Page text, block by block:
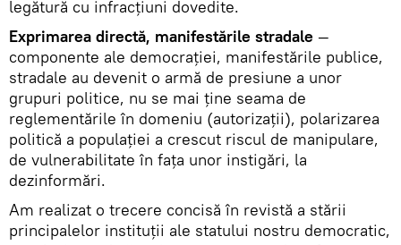
legătură cu infracţiuni dovedite.
Exprimarea directă, manifestările stradale —
componente ale democraţiei, manifestările publice,
stradale au devenit o armă de presiune a unor
grupuri politice, nu se mai ţine seama de
reglementările în domeniu (autorizaţii), polarizarea
politică a populaţiei a crescut riscul de manipulare,
de vulnerabilitate în faţa unor instigări, la
dezinformări.
Am realizat o trecere concisă în revistă a stării
principalelor instituţii ale statului nostru democratic,